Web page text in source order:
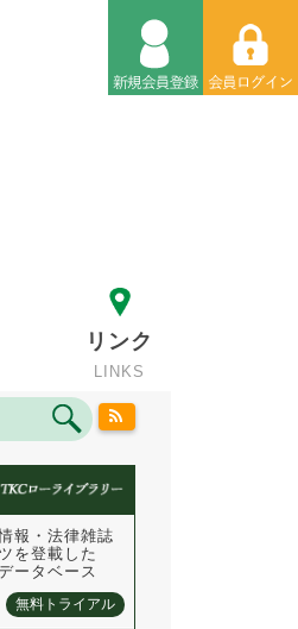
リンク
LINKS
報・法律雑誌
を登載した
ータベース
無料トライアル